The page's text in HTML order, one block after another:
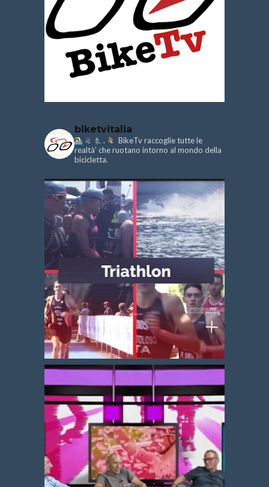
biketvitalia
.
BikeTv raccoglie tutte le
realtà’ che ruotano intorno al mondo della
bicicletta.